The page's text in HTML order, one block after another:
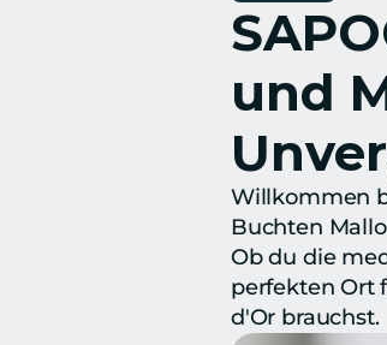
und
Willkommen
Buchten
Ob du die
perfekten Ort
d'Or brauchst.